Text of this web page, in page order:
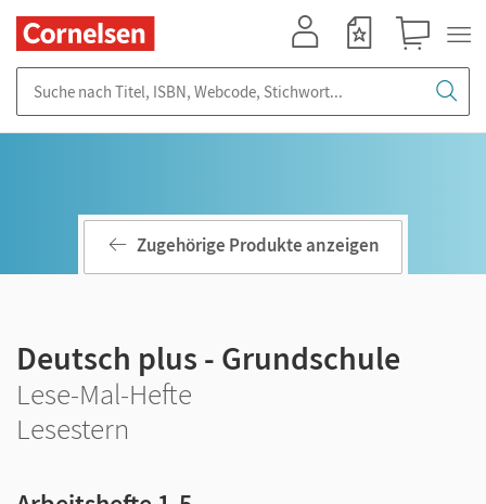
Zugehörige Produkte anzeigen
Deutsch plus - Grundschule
Lese-Mal-Hefte
Lesestern